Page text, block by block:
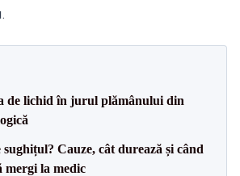
de lichid în jurul plămânului din
sughițul? Cauze, cât durează și când
mergi la medic